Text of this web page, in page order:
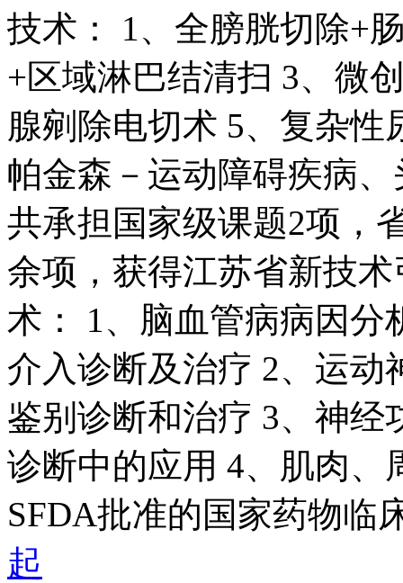
技术： 1、全膀胱切除+
+区域淋巴结清扫 3、微
腺剜除电切术 5、复杂
帕金森－运动障碍疾病
共承担国家级课题2项，
余项，获得江苏省新技
术： 1、脑血管病病因分
介入诊断及治疗 2、运
鉴别诊断和治疗 3、神
诊断中的应用 4、肌肉、
SFDA批准的国家药物临
起